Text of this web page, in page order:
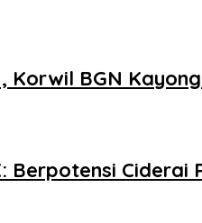
BGN
Berpotensi Ciderai